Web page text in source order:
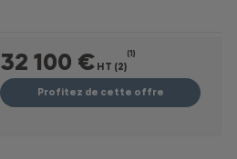
32 100 € HT (2)
(1)
Profitez de cette offre